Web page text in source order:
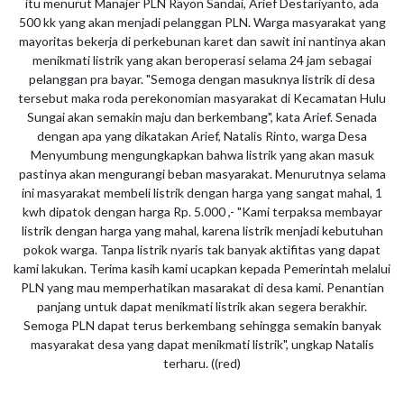
500 kk yang akan menjadi pelanggan PLN. Warga masyarakat yang
mayoritas bekerja di perkebunan karet dan sawit ini nantinya akan
menikmati listrik yang akan beroperasi selama 24 jam sebagai
pelanggan pra bayar. "Semoga dengan masuknya listrik di desa
tersebut maka roda perekonomian masyarakat di Kecamatan Hulu
Sungai akan semakin maju dan berkembang", kata Arief. Senada
dengan apa yang dikatakan Arief, Natalis Rinto, warga Desa
Menyumbung mengungkapkan bahwa listrik yang akan masuk
pastinya akan mengurangi beban masyarakat. Menurutnya selama
ini masyarakat membeli listrik dengan harga yang sangat mahal, 1
kwh dipatok dengan harga Rp. 5.000 ,- "Kami terpaksa membayar
listrik dengan harga yang mahal, karena listrik menjadi kebutuhan
pokok warga. Tanpa listrik nyaris tak banyak aktifitas yang dapat
kami lakukan. Terima kasih kami ucapkan kepada Pemerintah melalui
PLN yang mau memperhatikan masarakat di desa kami. Penantian
panjang untuk dapat menikmati listrik akan segera berakhir.
Semoga PLN dapat terus berkembang sehingga semakin banyak
masyarakat desa yang dapat menikmati listrik", ungkap Natalis
terharu. ((red)